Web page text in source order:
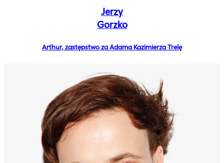
Jerzy
Gorzko
Arthur, zastępstwo za Adama Kazimierza Trelę